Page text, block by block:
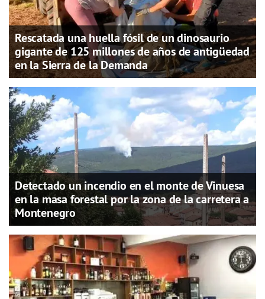
Rescatada una huella fósil de un dinosaurio
gigante de 125 millones de años de antigüedad
en la Sierra de la Demanda
Detectado un incendio en el monte de Vinuesa
en la masa forestal por la zona de la carretera a
Montenegro